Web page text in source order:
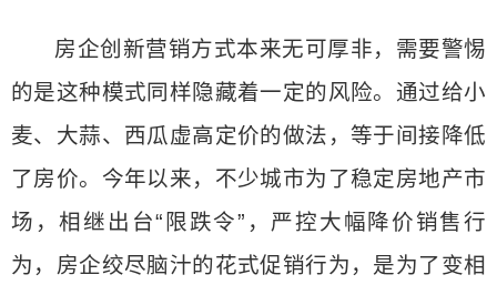
房企创新营销方式本来无可厚非，需要警惕
的是这种模式同样隐藏着一定的风险。通过给小
麦、大蒜、西瓜虚高定价的做法，等于间接降低
了房价。今年以来，不少城市为了稳定房地产市
场，相继出台“限跌令”，严控大幅降价销售行
为，房企绞尽脑汁的花式促销行为，是为了变相